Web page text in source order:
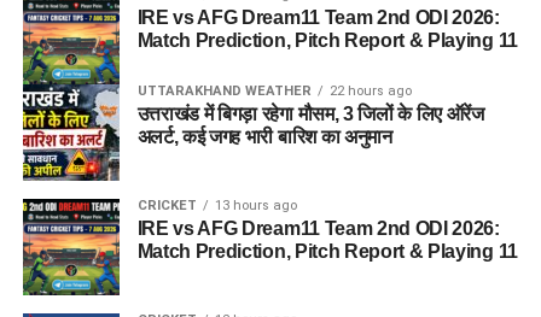
IRE vs AFG Dream11 Team 2nd ODI 2026:
Match Prediction, Pitch Report & Playing 11
UTTARAKHAND WEATHER 22 hours ago
उत्तराखंड में बिगड़ा रहेगा मौसम, 3 जिलों के लिए ऑरेंज
अलर्ट, कई जगह भारी बारिश का अनुमान
CRICKET 13 hours ago
IRE vs AFG Dream11 Team 2nd ODI 2026:
Match Prediction, Pitch Report & Playing 11